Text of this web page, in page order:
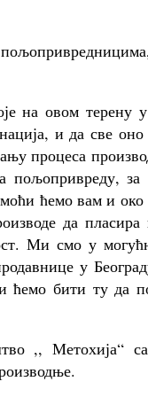
на овом терену
и да све
процеса
за
ћемо вам и
да
Ми смо у
у
ћемо бити ту да
,, Метохија“